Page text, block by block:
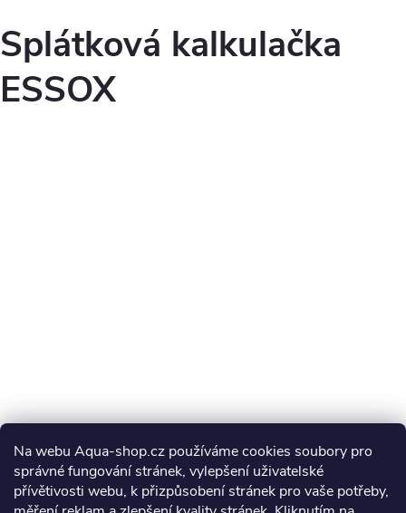
Na webu Aqua-shop.cz používáme cookies soubory pro
správné fungování stránek, vylepšení uživatelské
přívětivosti webu, k přizpůsobení stránek pro vaše potřeby,
Splátková kalkulačka
ESSOX